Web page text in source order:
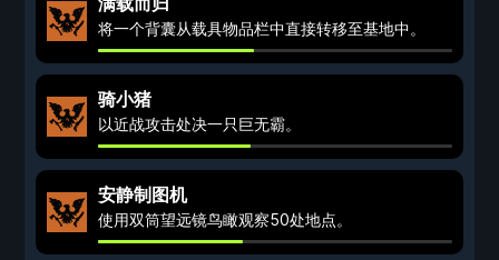
将一个背囊从载具物品栏中直接转移至基地中。
骑小猪
以近战攻击处决一只巨无霸。
安静制图机
使用双筒望远镜鸟瞰观察50处地点。